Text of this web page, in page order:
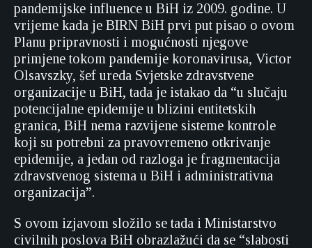
pandemijske influence u BiH iz 2009. godine. U
vrijeme kada je BIRN BiH prvi put pisao o ovom
Planu pripravnosti i mogućnosti njegove
primjene tokom pandemije koronavirusa, Victor
Olsavszky, šef ureda Svjetske zdravstvene
organizacije u BiH, tada je istakao da “u slučaju
potencijalne epidemije u blizini entitetskih
granica, BiH nema razvijene sisteme kontrole
koji su potrebni za pravovremeno otkrivanje
epidemije, a jedan od razloga je fragmentacija
zdravstvenog sistema u BiH i administrativna
organizacija”.
S ovom izjavom složilo se tada i Ministarstvo
civilnih poslova BiH obrazlažući da se “slabosti